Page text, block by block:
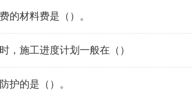
的材料费是（）。
，施工进度计划一般在（）
护的是（）。